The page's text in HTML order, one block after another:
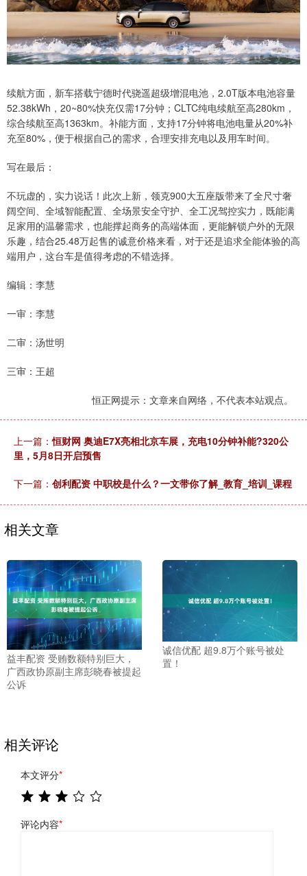
续航方面，新车搭载宁德时代骁遥超级增混电池，2.0T版本电池容量
52.38kWh，20~80%快充仅需17分钟；CLTC纯电续航至高280km，
综合续航至高1363km。补能方面，支持17分钟将电池电量从20%补
充至80%，便于根据自己的需求，合理安排充电以及用车时间。
写在最后：
不玩虚的，实力说话！此次上新，领克900大五座版带来了全尺寸奢
阔空间、全域智能配置、全场景安全守护、全工况驾控实力，既能满
足家用的温馨需求，也能撑起商务的高端体面，更能解锁户外的无限
乐趣，结合25.48万起售的诚意价格来看，对于还是追求全能体验的高
端用户，这台车是值得考虑的不错选择。
编辑：李慧
一审：李慧
二审：汤世明
三审：王超
恒正网提示：文章来自网络，不代表本站观点。
上一篇：恒财网 奥迪E7X亮相北京车展，充电10分钟补能?320公
里，5月8日开启预售
下一篇： 创利配资 中职校是什么？一文带你了解_教育_培训_课程
相关文章
益丰配资 受贿数额特别巨大，
广西政协原副主席彭晓春被提起
公诉
诚信优配 超9.8万个账号被处
置！
相关评论
本文评分*
评论内容*